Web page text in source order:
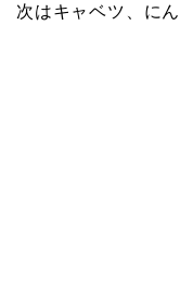
次はキャベツ、に